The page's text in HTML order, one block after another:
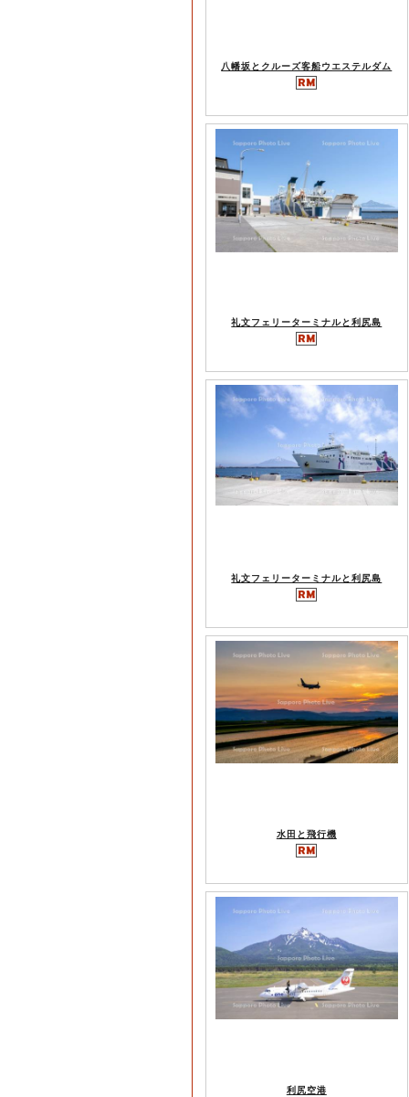
八幡坂とクルーズ客船ウエステルダム
礼文フェリーターミナルと利尻島
礼文フェリーターミナルと利尻島
水田と飛行機
利尻空港